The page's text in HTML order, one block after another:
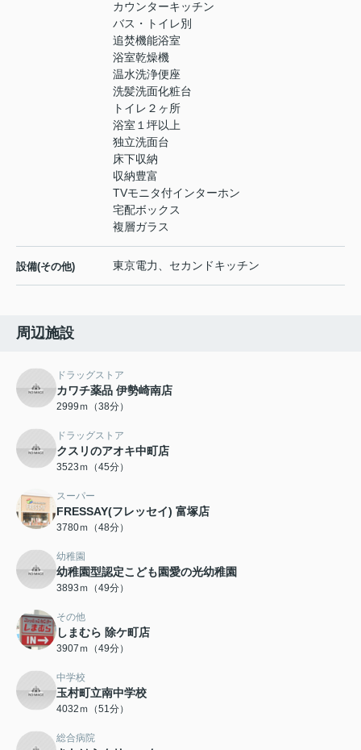
カウンターキッチン
バス・トイレ別
追焚機能浴室
浴室乾燥機
温水洗浄便座
洗髪洗面化粧台
トイレ２ヶ所
浴室１坪以上
独立洗面台
床下収納
収納豊富
TVモニタ付インターホン
宅配ボックス
複層ガラス
設備(その他) 東京電力、セカンドキッチン
周辺施設
ドラッグストア
カワチ薬品 伊勢崎南店
2999ｍ（38分）
ドラッグストア
クスリのアオキ中町店
3523ｍ（45分）
スーパー
FRESSAY(フレッセイ) 富塚店
3780ｍ（48分）
幼稚園
幼稚園型認定こども園愛の光幼稚園
3893ｍ（49分）
その他
しまむら 除ケ町店
3907ｍ（49分）
中学校
玉村町立南中学校
4032ｍ（51分）
総合病院